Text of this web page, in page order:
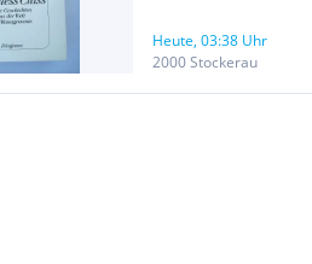
Heute, 03:38 Uhr
2000 Stockerau